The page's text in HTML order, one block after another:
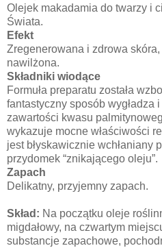
Olejek makadamia do twarzy i
Świata.
Efekt
Zregenerowana i zdrowa
nawilżona.
Składniki wiodące
Formuła preparatu została
fantastyczny sposób wygładza
zawartości kwasu
wykazuje mocne właściwości
jest błyskawicznie wchłaniany
przydomek “znikającego oleju”.
Zapach
Delikatny, przyjemny zapach.
Skład: Na początku oleje
migdałowy, na czwartym
substancje zapachowe,